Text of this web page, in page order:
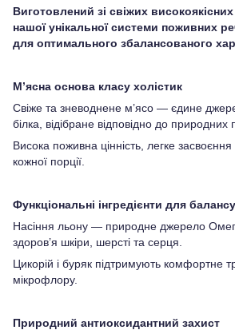
Виготовлений зі свіжих високоякісних
нашої унікальної системи поживних
для оптимального збалансованого
М’ясна основа класу холістик
Свіже та зневоднене м’ясо — єдине
білка, відібране відповідно до
Висока поживна цінність, легке засвоєння
кожної порції.
Функціональні інгредієнти для балансу
Насіння льону — природне джерело
здоров’я шкіри, шерсті та серця.
Цикорій і буряк підтримують комфортне
мікрофлору.
Природний антиоксидантний захист